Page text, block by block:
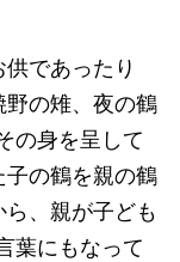
であったり
野の雉、夜の鶴
の身を呈して
の鶴を親の鶴
、親が子ども
葉にもなって